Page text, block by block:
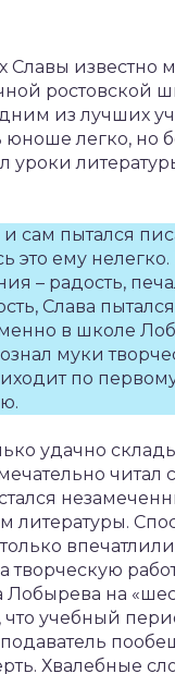
Славы известно
ростовской
из лучших
юноше легко, но
уроки
сам пытался
это ему
– радость,
Слава
в школе
муки
по
удачно
читал
литературы.
творческую
на
что учебный
Хвалебные